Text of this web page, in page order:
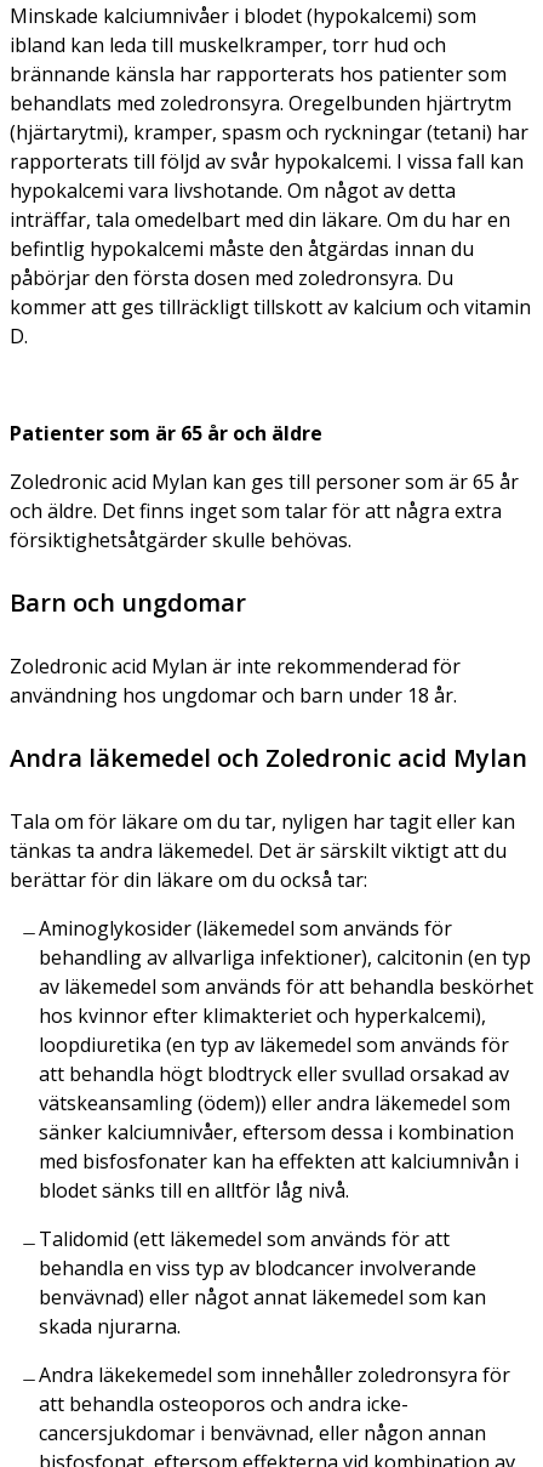
Minskade kalciumnivåer i blodet (hypokalcemi) som
ibland kan leda till muskelkramper, torr hud och
brännande känsla har rapporterats hos patienter som
behandlats med zoledronsyra. Oregelbunden hjärtrytm
(hjärtarytmi), kramper, spasm och ryckningar (tetani) har
rapporterats till följd av svår hypokalcemi. I vissa fall kan
hypokalcemi vara livshotande. Om något av detta
inträffar, tala omedelbart med din läkare. Om du har en
befintlig hypokalcemi måste den åtgärdas innan du
påbörjar den första dosen med zoledronsyra. Du
kommer att ges tillräckligt tillskott av kalcium och vitamin
D.
Patienter som är 65 år och äldre
Zoledronic acid Mylan kan ges till personer som är 65 år
och äldre. Det finns inget som talar för att några extra
försiktighetsåtgärder skulle behövas.
Barn och ungdomar
Zoledronic acid Mylan är inte rekommenderad för
användning hos ungdomar och barn under 18 år.
Andra läkemedel och Zoledronic acid Mylan
Tala om för läkare om du tar, nyligen har tagit eller kan
tänkas ta andra läkemedel. Det är särskilt viktigt att du
berättar för din läkare om du också tar:
Aminoglykosider (läkemedel som används för
behandling av allvarliga infektioner), calcitonin (en typ
av läkemedel som används för att behandla beskörhet
hos kvinnor efter klimakteriet och hyperkalcemi),
loopdiuretika (en typ av läkemedel som används för
att behandla högt blodtryck eller svullad orsakad av
vätskeansamling (ödem)) eller andra läkemedel som
sänker kalciumnivåer, eftersom dessa i kombination
med bisfosfonater kan ha effekten att kalciumnivån i
blodet sänks till en alltför låg nivå.
Talidomid (ett läkemedel som används för att
behandla en viss typ av blodcancer involverande
benvävnad) eller något annat läkemedel som kan
skada njurarna.
Andra läkekemedel som innehåller zoledronsyra för
att behandla osteoporos och andra icke-
cancersjukdomar i benvävnad, eller någon annan